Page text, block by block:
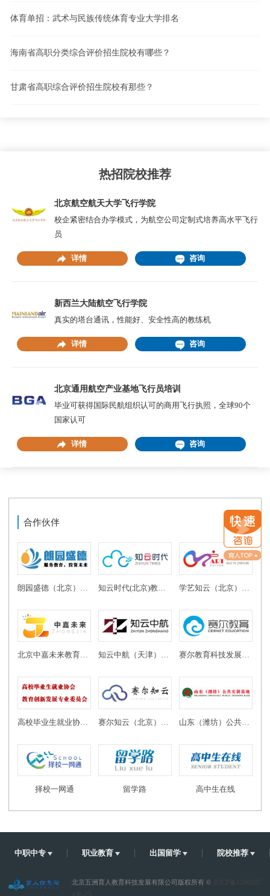
体育单招：武术与民族传统体育专业大学排名
海南省高职分类综合评价招生院校有哪些？
甘肃省高职综合评价招生院校有那些？
热招院校推荐
北京航空航天大学飞行学院
校企紧密结合办学模式，为航空公司定制式培养高水平飞行
员
详情 咨询
新西兰大陆航空飞行学院
真实的塔台通讯，性能好、安全性高的教练机
详情 咨询
北京通用航空产业基地飞行员培训
毕业可获得国际民航组织认可的商用飞行执照，全球90个
国家认可
详情 咨询
合作伙伴
北京中嘉未来教育科技有限公司 知云中航（天津）教育科技有限公司 赛尔教育科技发展有限公司
山东（潍坊）公共实训基地
择校一网通 留学路 高中生在线
中职中专 职业教育 出国留学 院校推荐
北京五洲育人教育科技发展有限公司版权所有 ©
京ICP备1200207
4号-25